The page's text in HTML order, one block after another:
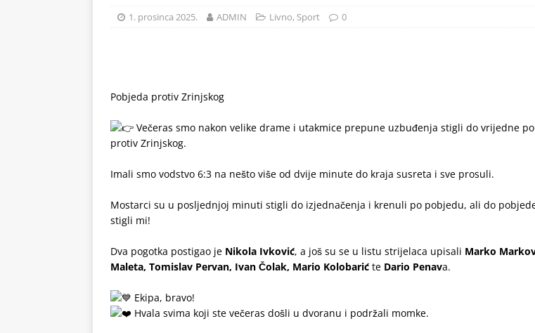
1. prosinca 2025. ADMIN Livno, Sport 0
Pobjeda protiv Zrinjskog
Večeras smo nakon velike drame i utakmice prepune uzbuđenja stigli do vrijedne
protiv Zrinjskog.
Imali smo vodstvo 6:3 na nešto više od dvije minute do kraja susreta i sve prosuli.
Mostarci su u posljednjoj minuti stigli do izjednačenja i krenuli po pobjedu, ali do
stigli mi!
Dva pogotka postigao je Nikola Ivković, a još su se u listu strijelaca upisali Marko
Maleta, Tomislav Pervan, Ivan Čolak, Mario Kolobarić te Dario Penava.
Ekipa, bravo!
Hvala svima koji ste večeras došli u dvoranu i podržali momke.